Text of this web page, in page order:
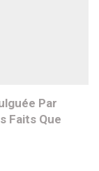
Par
Faits Que